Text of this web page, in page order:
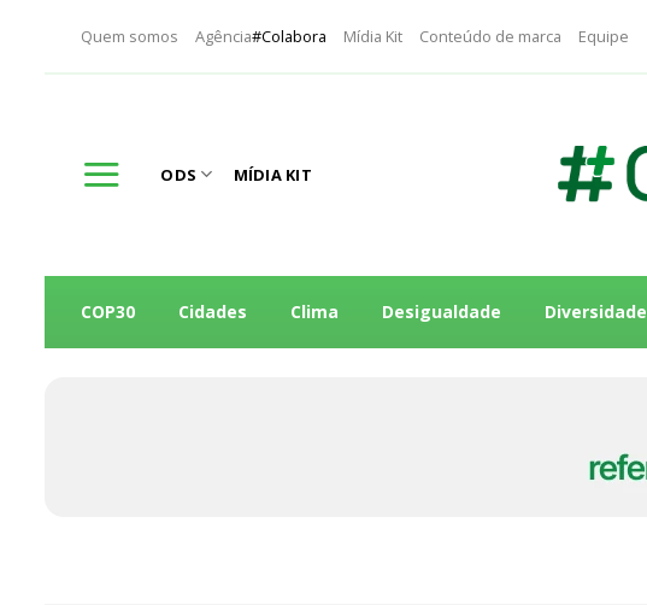
Quem somos Agência#Colabora Mídia Kit Conteúdo de marca Equipe
ODS MÍDIA KIT
COP30 Cidades Clima Desigualdade Diversidade